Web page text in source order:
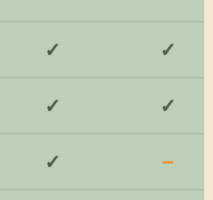
✓ ✓
✓ ✓
✓ –